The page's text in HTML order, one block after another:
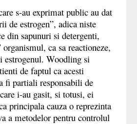
s-au exprimat public au dat
de estrogen”, adica niste
din sapunuri si detergenti,
organismul, ca sa reactioneze,
estrogenul. Woodling si
de faptul ca acesti
fi partiali responsabili de
i-au gasit, si totusi, ei
principala cauza o reprezinta
a metodelor pentru controlul